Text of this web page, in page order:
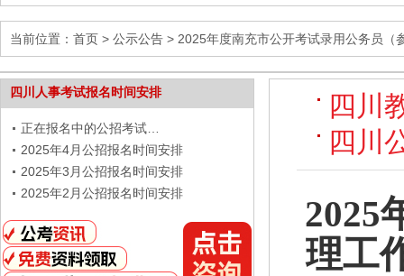
当前位置： 首页 > 公示公告 > 2025年度南充市公开考试录用公务员（
四川人事考试报名时间安排
正在报名中的公招考试…
2025年4月公招报名时间安排
2025年3月公招报名时间安排
2025年2月公招报名时间安排
四川
四川
2025
理工